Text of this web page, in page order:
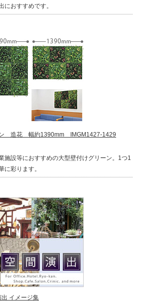
におすすめです。
造花 幅約1390mm IMGM1427-1429
施設等におすすめの大型壁付けグリーン。1つ1
に彩ります。
イメージ集